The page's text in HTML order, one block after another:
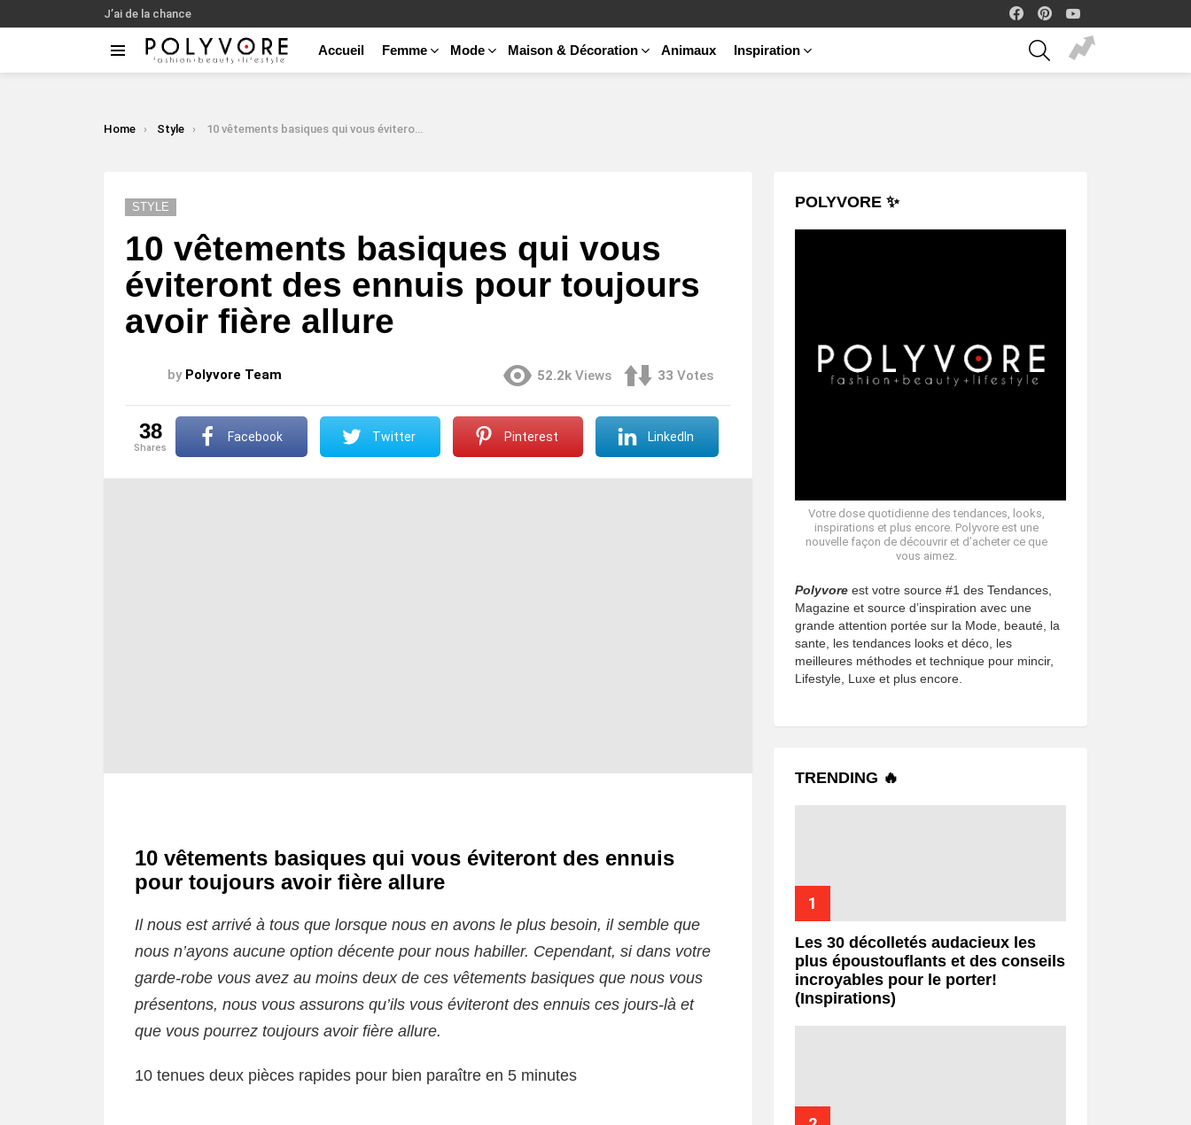
J’ai de la chance
facebook
Accueil Femme Mode Maison & Décoration Animaux Inspiration
SEARCH
You are here:
Home Style 10 vêtements basiques qui vous éviteront des ennuis pour toujours avoir fière allure
STYLE
10 vêtements basiques qui vous
éviteront des ennuis pour toujours
avoir fière allure
by Polyvore Team 52.2k Views 33 Votes
38
shares
Facebook Twitter Pinterest LinkedIn
10 vêtements basiques qui vous éviteront des ennuis
pour toujours avoir fière allure
Il nous est arrivé à tous que lorsque nous en avons le plus besoin, il semble que
nous n’ayons aucune option décente pour nous habiller. Cependant, si dans votre
garde-robe vous avez au moins deux de ces vêtements basiques que nous vous
présentons, nous vous assurons qu’ils vous éviteront des ennuis ces jours-là et
que vous pourrez toujours avoir fière allure.
10 tenues deux pièces rapides pour bien paraître en 5 minutes
POLYVORE ✨
Votre dose quotidienne des tendances, looks,
inspirations et plus encore. Polyvore est une
nouvelle façon de découvrir et d’acheter ce que
vous aimez.
Polyvore est votre source #1 des Tendances,
Magazine et source d’inspiration avec une
grande attention portée sur la Mode, beauté, la
sante, les tendances looks et déco, les
meilleures méthodes et technique pour mincir,
Lifestyle, Luxe et plus encore.
TRENDING 🔥
Les 30 décolletés audacieux les
plus époustouflants et des conseils
incroyables pour le porter!
(Inspirations)